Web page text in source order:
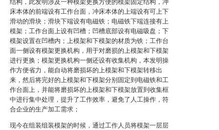
结构，此发明涉及一种模架更换方便的模架固定结构，冲
床本体的前端设有工作台面，冲床本体的上端设有可上下
滑动的滑块；滑块下端设有电磁铁；电磁铁下端连接有上
模架；工作台面上设有凹槽；凹槽底部设有电磁吸盘；下
模架设置在凹槽内；上模架和下模架的材质为铁；工作台
面一侧设有模架更换机构，用于对磨损的上模架和下模架
进行更换；模架更换机构一侧还设有收集机构，本发明操
作方便省力，能自动将磨损坏的上模架和下模架转移出
来，然后将完好的上模架和下模架分别固定到电磁铁和工
作台面上，并能将磨损坏的上模架和下模架放置到收集框
中进行集中处理，提升了工作效率，避免了人工操作，符
合企业的生产加工需求；
现今在组装组装模架的时候，通过工作人员将模架一层层